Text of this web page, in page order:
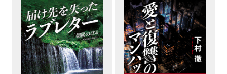
論文・学術書・参考書
絵本・児童書
ビジネス・経営・情報